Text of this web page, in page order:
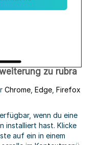
zu rubra
Chrome Edge Firefox
wenn du eine
installiert hast. Klicke
auf ein in einem